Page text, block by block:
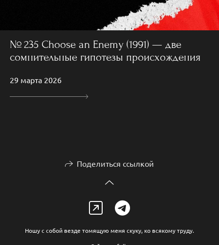
№ 235 Choose an Enemy (1991) — две
сомнительные гипотезы происхождения
29 марта 2026
Поделиться ссылкой
Ношу с собой везде томящую меня скуку, ко всякому труду.